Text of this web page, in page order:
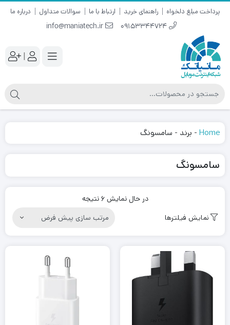
پرداخت مبلغ دلخواه راهنمای خرید ارتباط با ما سوالات متداول درباره ما
09153344724
info@maniatech.ir
|
Home
- برند - سامسونگ
سامسونگ
در حال نمایش 6 نتیجه
نمایش فیلترها